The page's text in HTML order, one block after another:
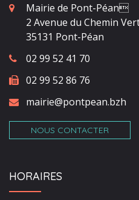
Mairie de Pont-Péan
2 Avenue du Chemin
35131 Pont-Péan
02 99 52 41 70
02 99 52 86 76
mairie@pontpean.bzh
NOUS CONTACTER
HORAIRES